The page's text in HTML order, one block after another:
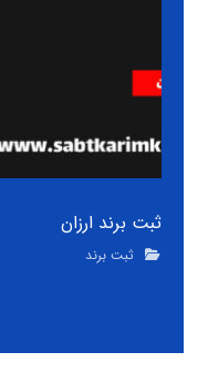
ثبت برند ارزان
ثبت برند